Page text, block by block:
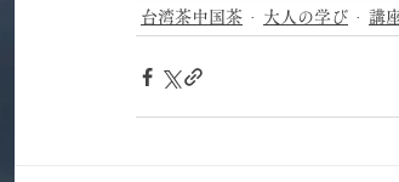
台湾茶中国茶 大人の学び 講